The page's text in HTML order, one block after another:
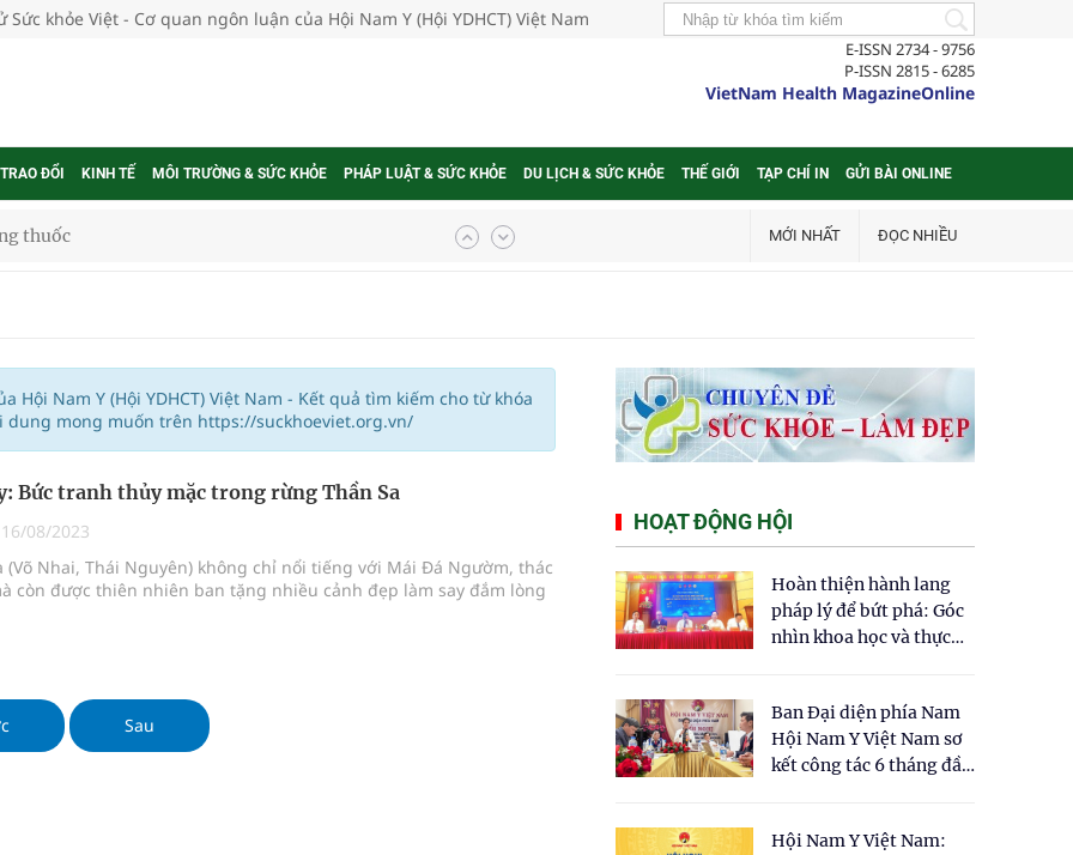
Sức khỏe Việt - Cơ quan ngôn luận của Hội Nam Y (Hội YDHCT) Việt Nam
E-ISSN 2734 - 9756
P-ISSN 2815 - 6285
VietNam Health MagazineOnline
ĐỔI KINH TẾ MÔI TRƯỜNG & SỨC KHỎE PHÁP LUẬT & SỨC KHỎE DU LỊCH & SỨC KHỎE THẾ GIỚI TẠP CHÍ IN GỬI BÀI ONLINE
thuốc
khám sàng lọc cho người dân
cực hiệu quả
gia
thực tế
MỚI NHẤT ĐỌC NHIỀU
Hội Nam Y (Hội YDHCT) Việt Nam - Kết quả tìm kiếm cho từ khóa
dung mong muốn trên https://suckhoeviet.org.vn/
Bức tranh thủy mặc trong rừng Thần Sa
16/08/2023
(Võ Nhai, Thái Nguyên) không chỉ nổi tiếng với Mái Đá Ngườm, thác
còn được thiên nhiên ban tặng nhiều cảnh đẹp làm say đắm lòng
Sau
HOẠT ĐỘNG HỘI
Hoàn thiện hành lang
pháp lý để bứt phá: Góc
nhìn khoa học và thực
cho Luật Y dược cổ
truyền Việt Nam"
Ban Đại diện phía Nam
Hội Nam Y Việt Nam sơ
kết công tác 6 tháng đầu
Hội Nam Y Việt Nam: